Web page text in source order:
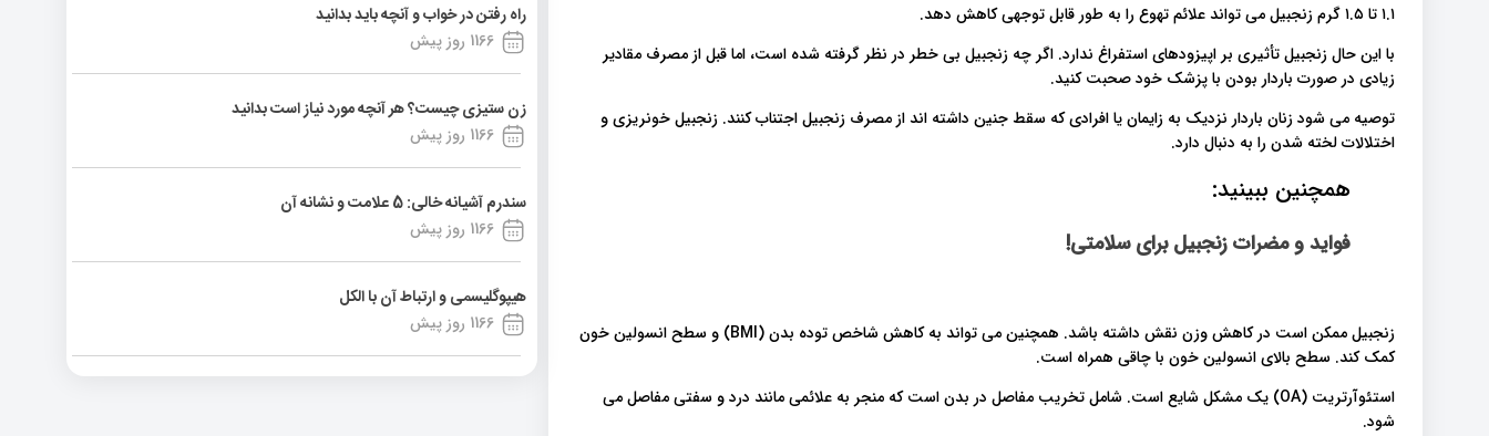
راه رفتن در خواب و آنچه باید بدانید
1166 روز پیش
زن ستیزی چیست؟ هر آنچه مورد نیاز است بدانید
1166 روز پیش
سندرم آشیانه خالی: 5 علامت و نشانه آن
1166 روز پیش
هیپوگلیسمی و ارتباط آن با الکل
1166 روز پیش
۱.۱ تا ۱.۵ گرم زنجبیل می تواند علائم تهوع را به طور قابل توجهی کاهش دهد.
با این حال زنجبیل تأثیری بر اپیزودهای استفراغ ندارد. اگر چه زنجبیل بی خطر در نظر گرفته شده است، اما قبل از مصرف مقادیر
زیادی در صورت باردار بودن با پزشک خود صحبت کنید.
توصیه می شود زنان باردار نزدیک به زایمان یا افرادی که سقط جنین داشته اند از مصرف زنجبیل اجتناب کنند. زنجبیل خونریزی و
اختلالات لخته شدن را به دنبال دارد.
همچنین ببینید:
فواید و مضرات زنجبیل برای سلامتی!
زنجبیل ممکن است در کاهش وزن نقش داشته باشد. همچنین می تواند به کاهش شاخص توده بدن (BMI) و سطح انسولین خون
کمک کند. سطح بالای انسولین خون با چاقی همراه است.
استئوآرتریت (OA) یک مشکل شایع است. شامل تخریب مفاصل در بدن است که منجر به علائمی مانند درد و سفتی مفاصل می
شود.